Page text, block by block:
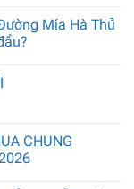
Mía Hà Thủ
CHUNG